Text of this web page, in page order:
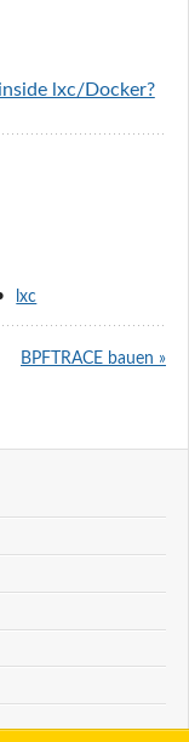
lxc/Docker?
lxc
BPFTRACE bauen »